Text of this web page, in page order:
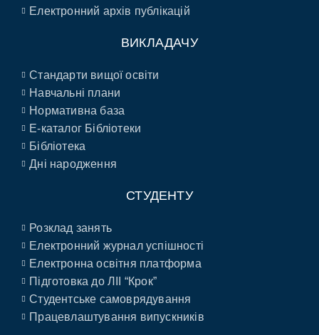
Електронний архів публікацій
ВИКЛАДАЧУ
Стандарти вищої освіти
Навчальні плани
Нормативна база
E-каталог Бібліотеки
Бібліотека
Дні народження
СТУДЕНТУ
Розклад занять
Електронний журнал успішності
Електронна освітня платформа
Підготовка до ЛІІ “Крок”
Студентське самоврядування
Працевлаштування випускників